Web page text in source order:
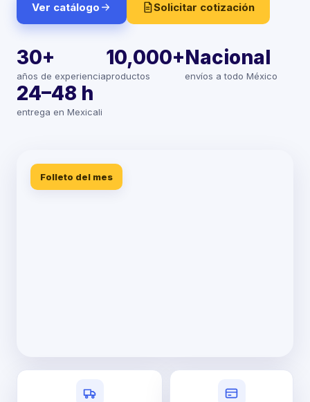
Ver catálogo Solicitar cotización
30+
años de experiencia
10,000+
productos
Nacional
envíos a todo México
24–48 h
entrega en Mexicali
Folleto del mes